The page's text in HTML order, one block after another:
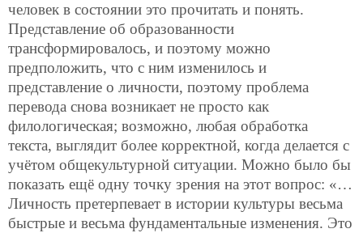
человек в состоянии это прочитать и понять.
Представление об образованности
трансформировалось, и поэтому можно
предположить, что с ним изменилось и
представление о личности, поэтому проблема
перевода снова возникает не просто как
филологическая; возможно, любая обработка
текста, выглядит более корректной, когда делается с
учётом общекультурной ситуации. Можно было бы
показать ещё одну точку зрения на этот вопрос: «…
Личность претерпевает в истории культуры весьма
быстрые и весьма фундаментальные изменения. Это